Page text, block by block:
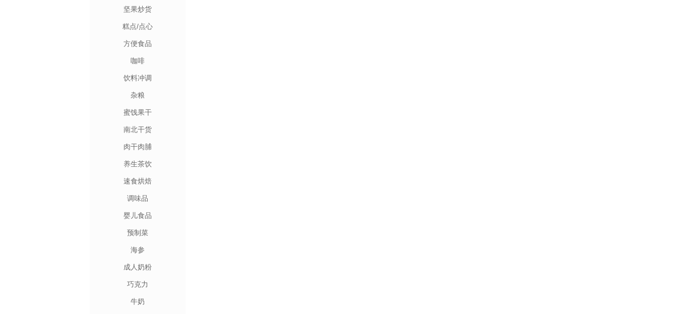
坚果炒货
糕点/点心
方便食品
咖啡
饮料冲调
杂粮
蜜饯果干
南北干货
肉干肉脯
养生茶饮
速食烘焙
调味品
婴儿食品
预制菜
海参
成人奶粉
巧克力
牛奶